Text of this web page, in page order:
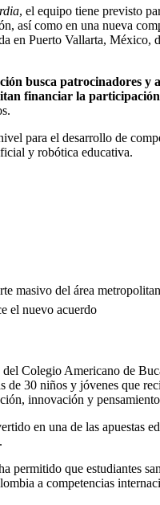
, el equipo tiene previsto
así como en una nueva
en Puerto Vallarta, México,
busca patrocinadores y
financiar la
para el desarrollo de
y robótica educativa.
masivo del área
el nuevo acuerdo
Colegio Americano de
de 30 niños y jóvenes que
innovación y
en una de las apuestas
permitido que estudiantes
a competencias